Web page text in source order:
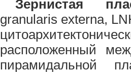
Зернистая
granularis externa,
расположенный
пирамидальной